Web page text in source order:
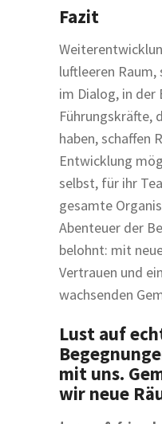
Fazit
luftleeren Raum,
im Dialog, in der
Führungskräfte,
haben, schaffen
Entwicklung
selbst, für ihr
gesamte
Abenteuer der
belohnt: mit
Vertrauen und
wachsenden
Lust auf
mit uns.
wir neue